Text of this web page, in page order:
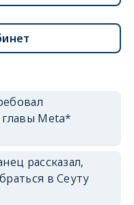
Meta*
рассказал,
в Сеуту